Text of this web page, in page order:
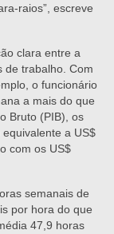
raios”, escreve
clara entre a
de trabalho. Com
o funcionário
a mais do que
Bruto (PIB), os
a US$
com os US$
semanais de
por hora do que
47,9 horas